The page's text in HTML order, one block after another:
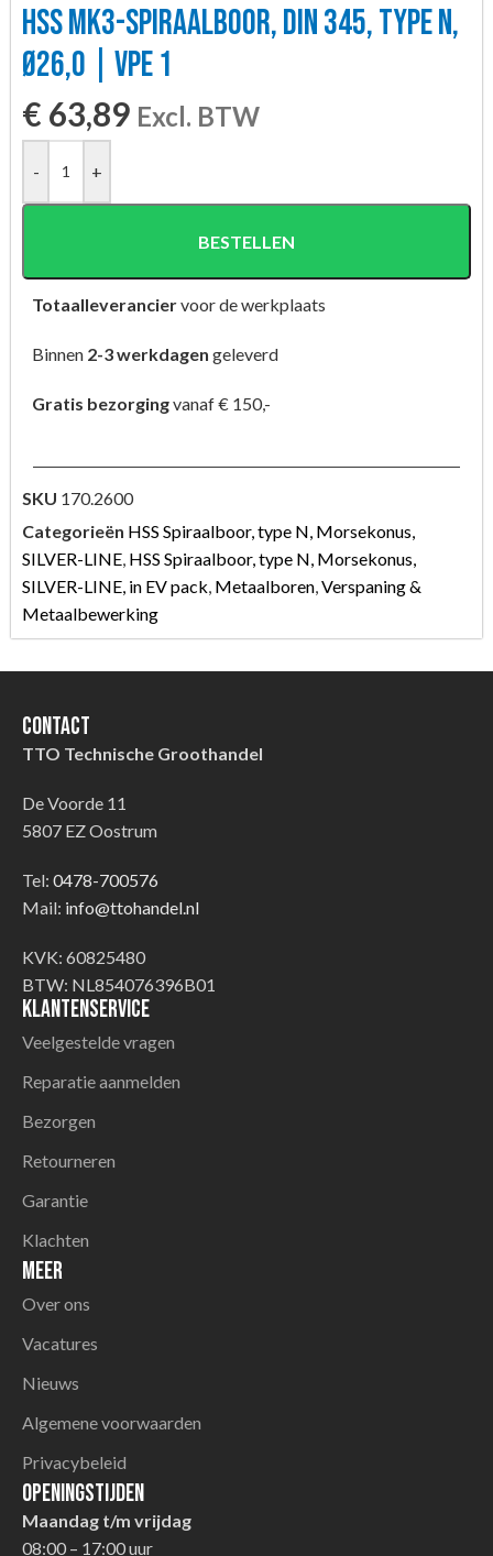
HSS MK3-SPIRAALBOOR, DIN 345, TYPE N,
Ø26,0 | VPE 1
€ 63,89 Excl. BTW
- +
BESTELLEN
Totaalleveranciervoor de werkplaats
Binnen 2-3 werkdagen geleverd
Gratis bezorgingvanaf € 150,-
SKU 170.2600
Categorieën HSS Spiraalboor, type N, Morsekonus,
SILVER-LINE, HSS Spiraalboor, type N, Morsekonus,
SILVER-LINE, in EV pack, Metaalboren,Verspaning &
Metaalbewerking
Contact
TTO Technische Groothandel
De Voorde 11
5807 EZ Oostrum
Tel: 0478-700576
Mail: info@ttohandel.nl
KVK: 60825480
BTW: NL854076396B01
Klantenservice
Veelgestelde vragen
Reparatie aanmelden
Bezorgen
Retourneren
Garantie
Klachten
Meer
Over ons
Vacatures
Nieuws
Algemene voorwaarden
Privacybeleid
Openingstijden
Maandag t/m vrijdag
08:00 – 17:00 uur